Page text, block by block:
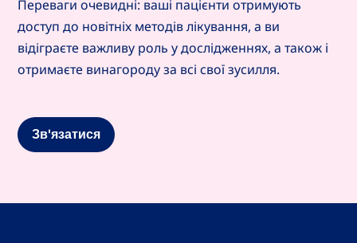
Переваги очевидні: ваші пацієнти отримують
доступ до новітніх методів лікування, а ви
відіграєте важливу роль у дослідженнях, а також і
отримаєте винагороду за всі свої зусилля.
Зв'язатися